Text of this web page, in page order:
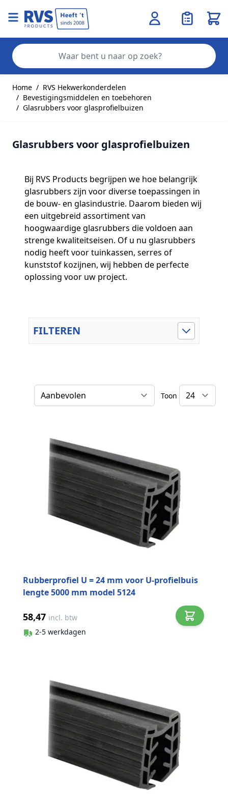
Home / RVS Hekwerkonderdelen
/ Bevestigingsmiddelen en toebehoren
/ Glasrubbers voor glasprofielbuizen
Glasrubbers voor glasprofielbuizen
Bij RVS Products begrijpen we hoe belangrijk
glasrubbers zijn voor diverse toepassingen in
de bouw- en glasindustrie. Daarom bieden wij
een uitgebreid assortiment van
hoogwaardige glasrubbers die voldoen aan
strenge kwaliteitseisen. Of u nu glasrubbers
nodig heeft voor tuinkassen, serres of
kunststof kozijnen, wij hebben de perfecte
oplossing voor uw project.
FILTEREN
Sorteer op
Toon
Rubberprofiel U = 24 mm voor U-profielbuis
lengte 5000 mm model 5124
58,47 incl. btw
2-5 werkdagen